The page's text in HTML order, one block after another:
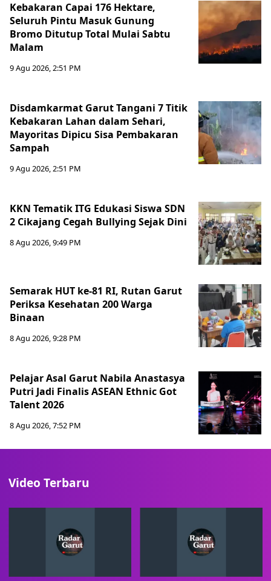
Kebakaran Capai 176 Hektare,
Seluruh Pintu Masuk Gunung
Bromo Ditutup Total Mulai Sabtu
Malam
9 Agu 2026, 2:51 PM
Disdamkarmat Garut Tangani 7 Titik
Kebakaran Lahan dalam Sehari,
Mayoritas Dipicu Sisa Pembakaran
Sampah
9 Agu 2026, 2:51 PM
KKN Tematik ITG Edukasi Siswa SDN
2 Cikajang Cegah Bullying Sejak Dini
8 Agu 2026, 9:49 PM
Semarak HUT ke-81 RI, Rutan Garut
Periksa Kesehatan 200 Warga
Binaan
8 Agu 2026, 9:28 PM
Pelajar Asal Garut Nabila Anastasya
Putri Jadi Finalis ASEAN Ethnic Got
Talent 2026
8 Agu 2026, 7:52 PM
Video Terbaru